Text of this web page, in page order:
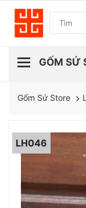
Gốm Sứ Store
LH046